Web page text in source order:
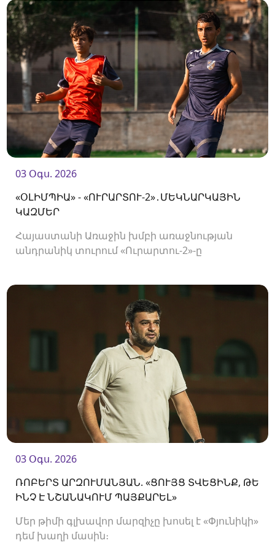
03 Օգս. 2026
«ՕԼԻՄՊԻԱ» - «ՈՒՐԱՐՏՈՒ-2»․ՄԵԿՆԱՐԿԱՅԻՆ
ԿԱԶՄԵՐ
Հայաստանի Առաջին խմբի առաջնության
անդրանիկ տուրում «Ուրարտու-2»-ը
03 Օգս. 2026
ՌՈԲԵՐՏ ԱՐԶՈՒՄԱՆՅԱՆ. «ՑՈՒՅՑ ՏՎԵՑԻՆՔ, ԹԵ
ԻՆՉ Է ՆՇԱՆԱԿՈՒՄ ՊԱՅՔԱՐԵԼ»
Մեր թիմի գլխավոր մարզիչը խոսել է «Փյունիկի»
դեմ խաղի մասին։